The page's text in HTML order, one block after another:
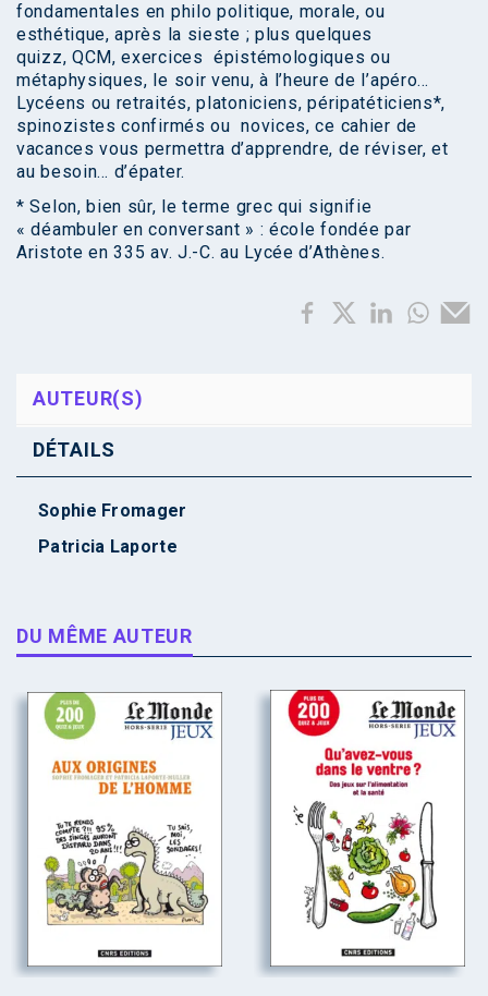
fondamentales en philo politique, morale, ou
esthétique, après la sieste ; plus quelques
quizz, QCM, exercices épistémologiques ou
métaphysiques, le soir venu, à l’heure de l’apéro…
Lycéens ou retraités, platoniciens, péripatéticiens*,
spinozistes confirmés ou novices, ce cahier de
vacances vous permettra d’apprendre, de réviser, et
au besoin… d’épater.
* Selon, bien sûr, le terme grec qui signifie
« déambuler en conversant » : école fondée par
Aristote en 335 av. J.-C. au Lycée d’Athènes.
AUTEUR(S)
DÉTAILS
Sophie Fromager
Patricia Laporte
DU MÊME AUTEUR